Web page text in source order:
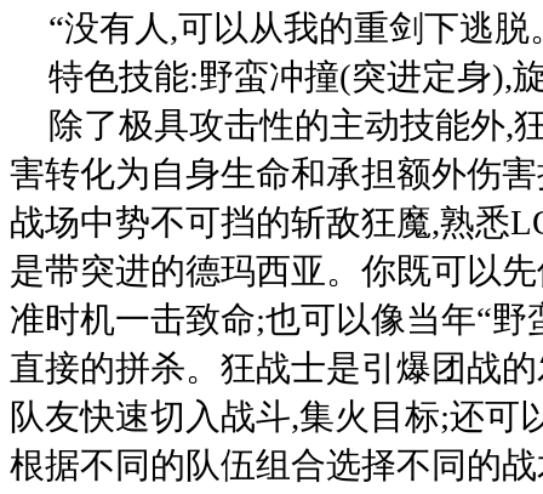
“没有人,可以从我的重剑下逃脱
特色技能:野蛮冲撞(突进定身),
除了极具攻击性的主动技能外,
害转化为自身生命和承担额外伤
战场中势不可挡的斩敌狂魔,熟悉
是带突进的德玛西亚。你既可以
准时机一击致命;也可以像当年“野
直接的拼杀。狂战士是引爆团战
队友快速切入战斗,集火目标;还可
根据不同的队伍组合选择不同的